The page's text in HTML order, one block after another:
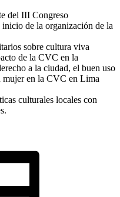
del III Congreso
de la organización de la
sobre cultura viva
de la CVC en la
a la ciudad, el buen uso
mujer en la CVC en Lima
culturales locales con